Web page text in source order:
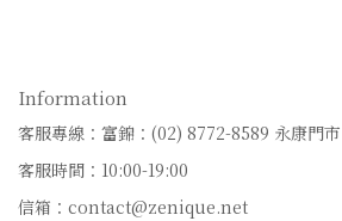
Information
客服專線：富錦：(02) 8772-8589 永康門
客服時間：10:00-19:00
信箱：contact@zenique.net